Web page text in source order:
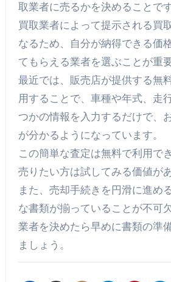
取業者に売るかを決めることです
買取業者によって提示される買
なるため、自分が納得できる価
てもらえる業者を選ぶことが重要
最近では、販売店が提供する無
用することで、車種や年式、走
つかの情報を入力するだけで、
が分かるようになっています。
この簡単な査定は無料で利用で
売りたい方は試してみる価値が
また、売却手続きを円滑に進め
な書類が揃っていることが不可
業者を決めたら早めに書類の準
ましょう。